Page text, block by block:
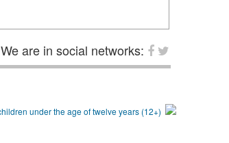
We are in social networks: